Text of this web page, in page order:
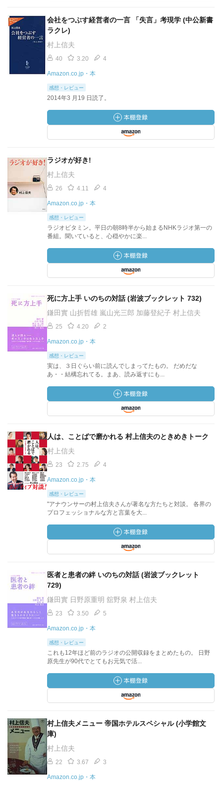
会社をつぶす経営者の一言 「失言」考現学 (中公新書
ラクレ)
村上信夫
40 3.20 4
Amazon.co.jp・本
感想・レビュー
2014年3 月19 日読了。
ラジオが好き!
村上信夫
26 4.11 4
Amazon.co.jp・本
感想・レビュー
ラジオビタミン。平日の朝8時半から始まるNHKラジオ第一の
番組。聞いていると、心穏やかに楽...
死に方上手 いのちの対話 (岩波ブックレット 732)
鎌田實 山折哲雄 嵐山光三郎 加藤登紀子 村上信夫
25 4.20 2
Amazon.co.jp・本
感想・レビュー
実は、３日ぐらい前に読んでしまってたもの。 だめだな
あ・・結構忘れてる。まあ、読み返すにも...
人は、ことばで磨かれる 村上信夫のときめきトーク
村上信夫
23 2.75 4
Amazon.co.jp・本
感想・レビュー
"アナウンサーの村上信夫さんが著名な方たちと対談。 各界の
プロフェッショナルな方と言葉を大...
医者と患者の絆 いのちの対話 (岩波ブックレット
729)
鎌田實 日野原重明 舘野泉 村上信夫
23 3.50 5
Amazon.co.jp・本
感想・レビュー
これも12年ほど前のラジオの公開収録をまとめたもの。 日野
原先生が90代でとてもお元気で活...
村上信夫メニュー 帝国ホテルスペシャル (小学館文
庫)
村上信夫
22 3.67 3
Amazon.co.jp・本